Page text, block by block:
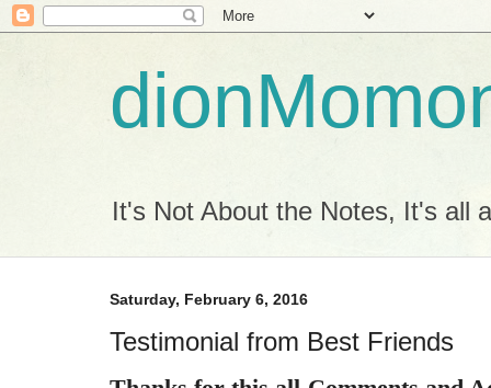
It's Not About the Notes, It's all
Saturday, February 6, 2016
Testimonial from Best Friends